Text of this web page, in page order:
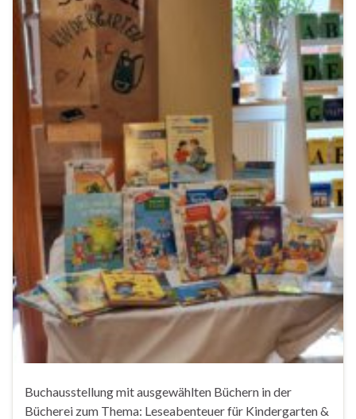
Buchausstellung mit ausgewählten Büchern in der
Bücherei zum Thema: Leseabenteuer für Kindergarten &